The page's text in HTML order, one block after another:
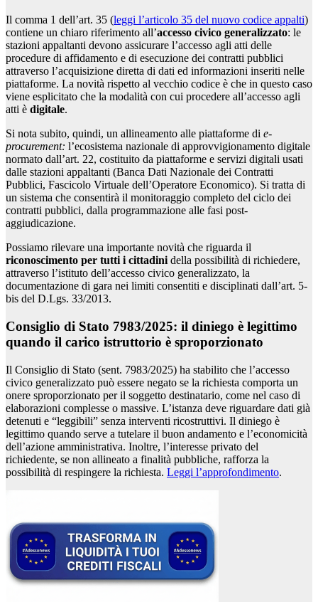
Il comma 1 dell’art. 35 (leggi l’articolo 35 del nuovo codice appalti)
contiene un chiaro riferimento all’accesso civico generalizzato: le
stazioni appaltanti devono assicurare l’accesso agli atti delle
procedure di affidamento e di esecuzione dei contratti pubblici
attraverso l’acquisizione diretta di dati ed informazioni inseriti nelle
piattaforme. La novità rispetto al vecchio codice è che in questo caso
viene esplicitato che la modalità con cui procedere all’accesso agli
atti è digitale.
Si nota subito, quindi, un allineamento alle piattaforme di e-
procurement: l’ecosistema nazionale di approvvigionamento digitale
normato dall’art. 22, costituito da piattaforme e servizi digitali usati
dalle stazioni appaltanti (Banca Dati Nazionale dei Contratti
Pubblici, Fascicolo Virtuale dell’Operatore Economico). Si tratta di
un sistema che consentirà il monitoraggio completo del ciclo dei
contratti pubblici, dalla programmazione alle fasi post-
aggiudicazione.
Possiamo rilevare una importante novità che riguarda il
riconoscimento per tutti i cittadini della possibilità di richiedere,
attraverso l’istituto dell’accesso civico generalizzato, la
documentazione di gara nei limiti consentiti e disciplinati dall’art. 5-
bis del D.Lgs. 33/2013.
Consiglio di Stato 7983/2025: il diniego è legittimo
quando il carico istruttorio è sproporzionato
Il Consiglio di Stato (sent. 7983/2025) ha stabilito che l’accesso
civico generalizzato può essere negato se la richiesta comporta un
onere sproporzionato per il soggetto destinatario, come nel caso di
elaborazioni complesse o massive. L’istanza deve riguardare dati già
detenuti e “leggibili” senza interventi ricostruttivi. Il diniego è
legittimo quando serve a tutelare il buon andamento e l’economicità
dell’azione amministrativa. Inoltre, l’interesse privato del
richiedente, se non allineato a finalità pubbliche, rafforza la
possibilità di respingere la richiesta. Leggi l’approfondimento.